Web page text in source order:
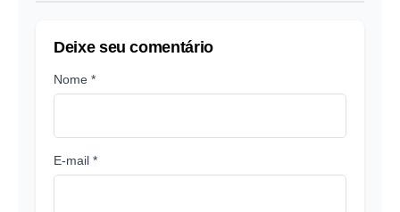
Deixe seu comentário
Nome *
E-mail *